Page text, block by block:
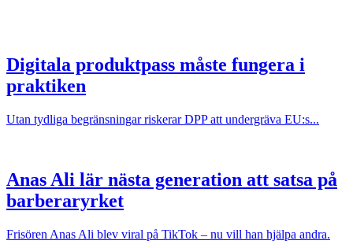
Digitala produktpass måste fungera i
praktiken
Utan tydliga begränsningar riskerar DPP att undergräva EU:s...
Anas Ali lär nästa generation att satsa på
barberaryrket
Frisören Anas Ali blev viral på TikTok – nu vill han hjälpa andra.